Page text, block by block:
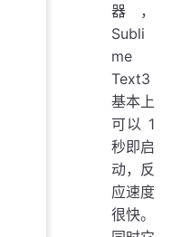
器，
Subli
me
Text3
基本上
可以 1
秒即启
动，反
应速度
很快。